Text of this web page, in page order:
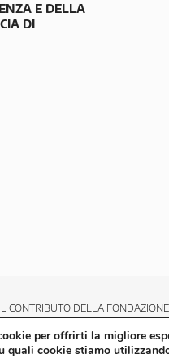
E DELLA
DI
CONTRIBUTO DELLA
per offrirti la migliore
quali cookie stiamo